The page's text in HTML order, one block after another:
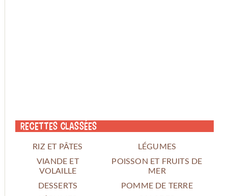
Recettes classées
RIZ ET PÂTES
LÉGUMES
VIANDE ET
VOLAILLE
POISSON ET FRUITS DE
MER
DESSERTS
POMME DE TERRE